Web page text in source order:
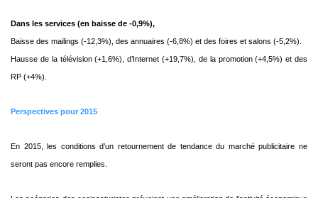
Dans les services (en baisse de -0,9%),
Baisse des mailings (-12,3%), des annuaires (-6,8%) et des foires et salons (-5,2%).
Hausse de la télévision (+1,6%), d’Internet (+19,7%), de la promotion (+4,5%) et des
RP (+4%).
Perspectives pour 2015
En 2015, les conditions d’un retournement de tendance du marché publicitaire ne
seront pas encore remplies.